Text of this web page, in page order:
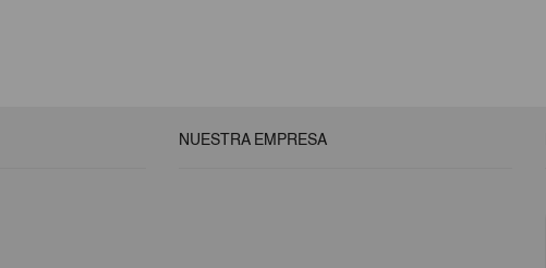
NUESTRA EMPRESA